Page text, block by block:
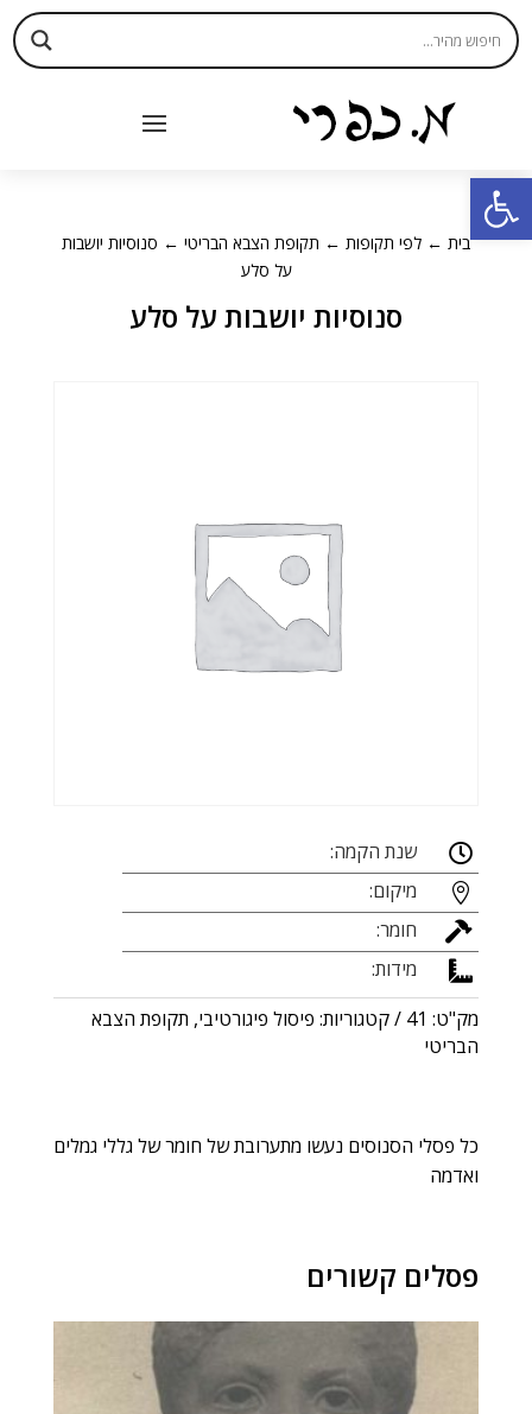
פתח סרגל נגישות
בית ← לפי תקופות ← תקופת הצבא הבריטי ← סנוסיות יושבות
על סלע
סנוסיות יושבות על סלע
 שנת הקמה:
 מיקום:
 חומר:

מידות:
מק"ט: 41 קטגוריות: פיסול פיגורטיבי, תקופת הצבא
הבריטי
כל פסלי הסנוסים נעשו מתערובת של חומר של גללי גמלים
ואדמה
פסלים קשורים